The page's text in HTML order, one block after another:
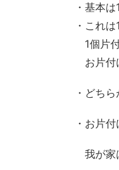
・基本
・これ
1個片
お片付
・どち
・お片
我が家